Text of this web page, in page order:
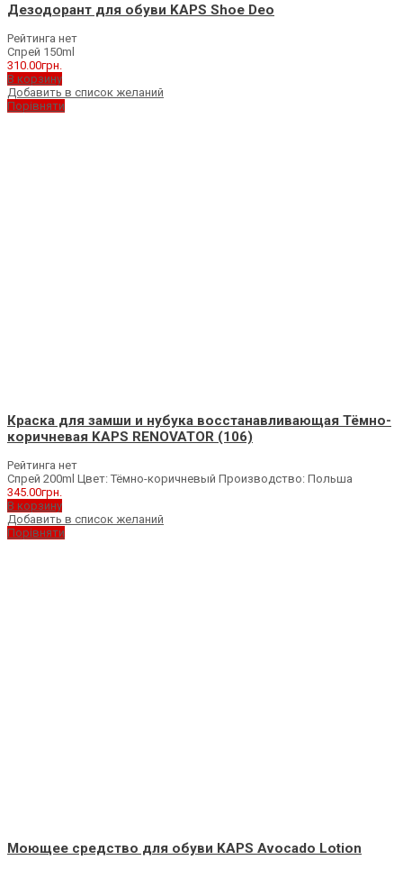
Дезодорант для обуви KAPS Shoe Deo
Рейтинга нет
Спрей 150ml
310.00грн.
В корзину
Добавить в список желаний
Порівняти
Краска для замши и нубука восстанавливающая Тёмно-
коричневая KAPS RENOVATOR (106)
Рейтинга нет
Спрей 200ml Цвет: Тёмно-коричневый Производство: Польша
345.00грн.
В корзину
Добавить в список желаний
Порівняти
Моющее средство для обуви KAPS Avocado Lotion